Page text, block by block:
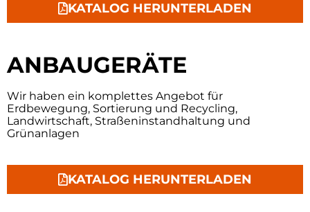
KATALOG HERUNTERLADEN
ANBAUGERÄTE
Wir haben ein komplettes Angebot für
Erdbewegung, Sortierung und Recycling,
Landwirtschaft, Straßeninstandhaltung und
Grünanlagen
KATALOG HERUNTERLADEN